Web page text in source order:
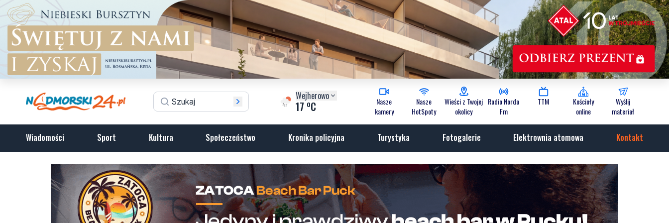
Wejherowo
17 oC
Nasze
kamery
Nasze
HotSpoty
Wieści z Twojej
okolicy
Radio Norda
Fm
TTM
Kościoły
online
Wyślij
materiał
Wiadomości Sport Kultura Społeczeństwo Kronika policyjna Turystyka Fotogalerie Elektrownia atomowa Kontakt